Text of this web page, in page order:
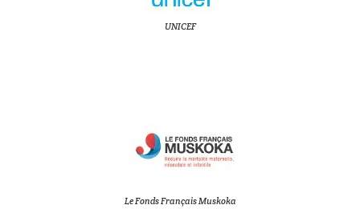
UNICEF
Le Fonds Français Muskoka